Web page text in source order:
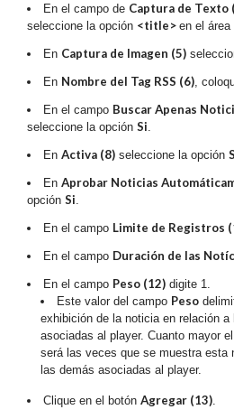
En el campo de Captura de Texto
seleccione la opción <title> en el área
En Captura de Imagen (5)
En Nombre del Tag RSS (6),
En el campo Buscar Apenas
seleccione la opción Si.
En Activa (8) seleccione la opción
En Aprobar Noticias
opción Si.
En el campo Limite de Registros
En el campo Duración de las
En el campo Peso (12) digite 1.
Este valor del campo Peso
exhibición de la noticia en relación
asociadas al player. Cuanto mayor
será las veces que se muestra esta
las demás asociadas al player.
Clique en el botón Agregar (13).